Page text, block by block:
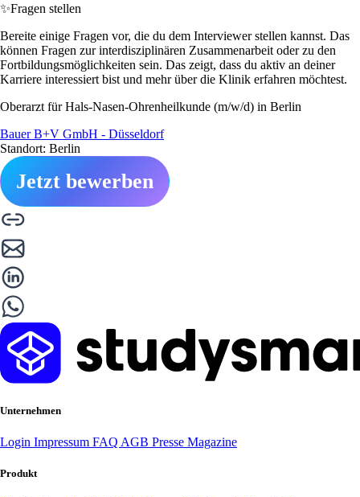
✨Fragen stellen
Bereite einige Fragen vor, die du dem Interviewer stellen kannst. Das
können Fragen zur interdisziplinären Zusammenarbeit oder zu den
Fortbildungsmöglichkeiten sein. Das zeigt, dass du aktiv an deiner
Karriere interessiert bist und mehr über die Klinik erfahren möchtest.
Oberarzt für Hals-Nasen-Ohrenheilkunde (m/w/d) in Berlin
Bauer B+V GmbH - Düsseldorf
Standort: Berlin
Jetzt bewerben
Unternehmen
Login Impressum FAQ AGB Presse Magazine
Produkt